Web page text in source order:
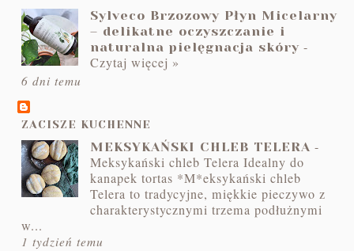
Sylveco Brzozowy Płyn Micelarny
– delikatne oczyszczanie i
naturalna pielęgnacja skóry -
Czytaj więcej »
6 dni temu
ZACISZE KUCHENNE
MEKSYKAŃSKI CHLEB TELERA -
Meksykański chleb Telera Idealny do
kanapek tortas *M*eksykański chleb
Telera to tradycyjne, miękkie pieczywo z
charakterystycznymi trzema podłużnymi
w...
1 tydzień temu